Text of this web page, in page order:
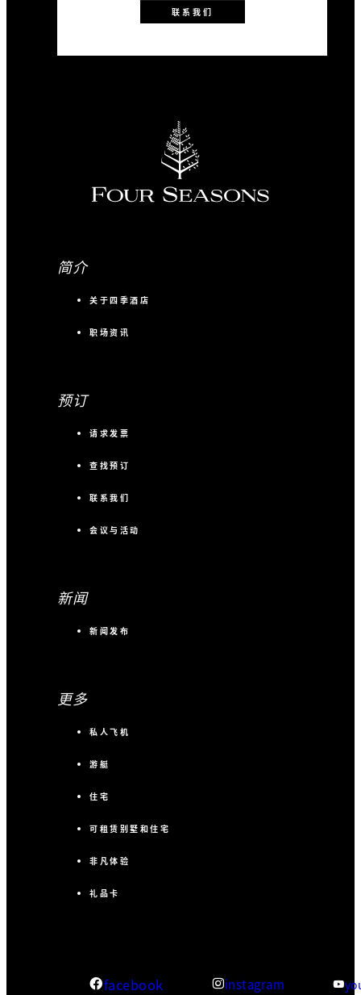
联系我们
简介
关于四季酒店
职场资讯
预订
请求发票
查找预订
联系我们
会议与活动
新闻
新闻发布
更多
私人飞机
游艇
住宅
可租赁别墅和住宅
非凡体验
礼品卡
facebook instagram